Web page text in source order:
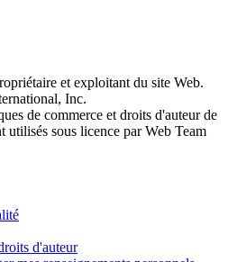
et exploitant du site Web.
Inc.
de commerce et droits d'auteur de
sous licence par Web Team
d'auteur